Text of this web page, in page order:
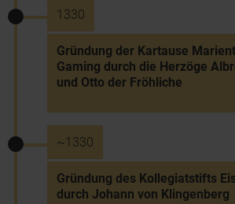
1330
Gründung der Kartause
Gaming durch die Herzöge
und Otto der Fröhliche
~1330
Gründung des Kollegiatstifts
durch Johann von Klingenberg